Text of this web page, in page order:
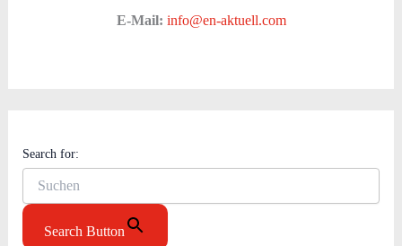
E-Mail: info@en-aktuell.com
Search for:
Search Button